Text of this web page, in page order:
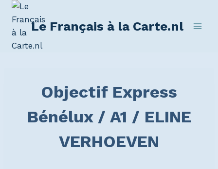
Le Français à la Carte.nl
Objectif Express
Bénélux / A1 / ELINE
VERHOEVEN